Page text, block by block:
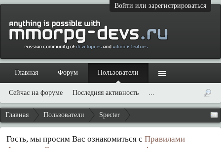
Войти или зарегистрироваться
Главная Пользователи Specter
Гость, мы просим Вас ознакомиться с Правилами
Главная Форум Пользователи
Сейчас на форуме Последняя активность ...